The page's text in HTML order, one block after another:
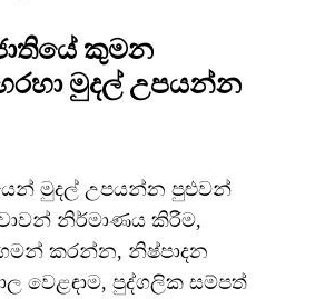
කුමන
මුදල් උපයන්න
මුදල් උපයන්න පුළුවන්
නිර්මාණය කිරීම,
කරන්න, නිෂ්පාදන
වෙළඳාම, පුද්ගලික සම්පත්